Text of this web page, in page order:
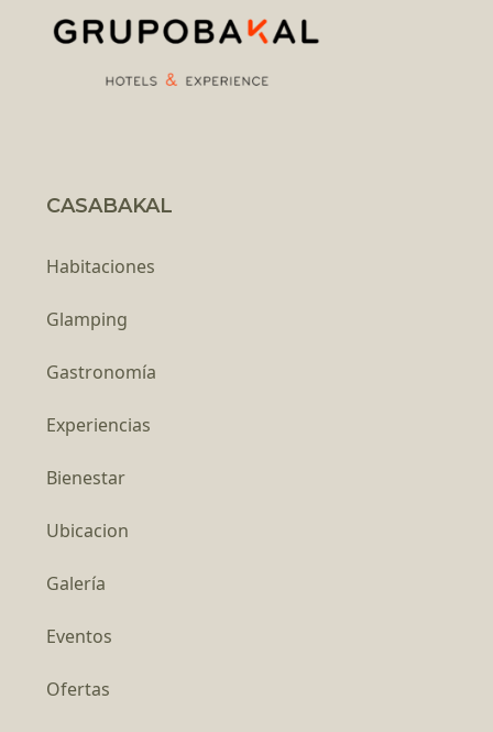
CASABAKAL
Habitaciones
Glamping
Gastronomía
Experiencias
Bienestar
Ubicacion
Galería
Eventos
Ofertas